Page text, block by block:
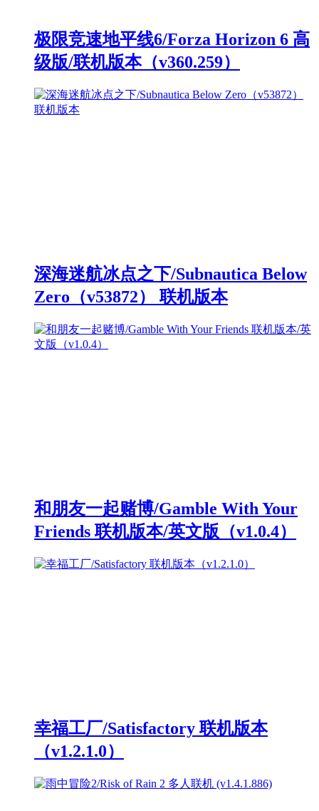
极限竞速地平线6/Forza Horizon 6 高
级版/联机版本（v360.259）
深海迷航冰点之下/Subnautica Below
Zero（v53872） 联机版本
和朋友一起赌博/Gamble With Your
Friends 联机版本/英文版（v1.0.4）
幸福工厂/Satisfactory 联机版本
（v1.2.1.0）